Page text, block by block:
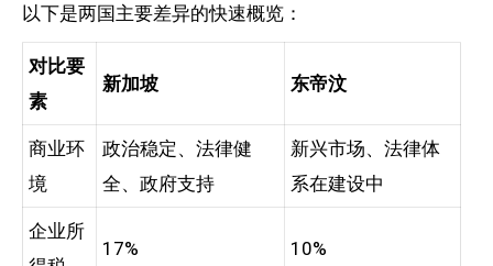
以下是两国主要差异的快速概览：
对比要
素
新加坡 东帝汶
商业环
境
政治稳定、法律健
全、政府支持
新兴市场、法律体
系在建设中
企业所
17% 10%